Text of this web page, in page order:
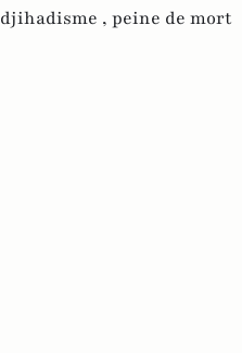
djihadisme , peine de mort